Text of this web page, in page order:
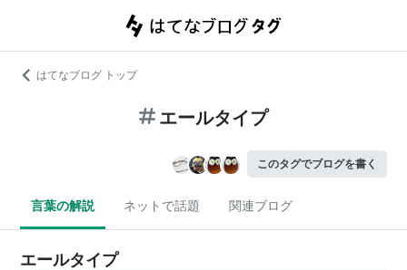
はてなブログ トップ
エールタイプ
このタグでブログを書く
言葉の解説 ネットで話題 関連ブログ
エールタイプ